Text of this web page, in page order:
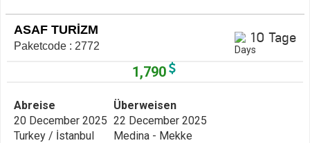
ASAF TURİZM
Paketcode : 2772
10 Tage
1,790
Abreise
20 December 2025
Turkey / İstanbul
Überweisen
22 December 2025
Medina - Mekke